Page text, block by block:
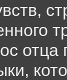
отца